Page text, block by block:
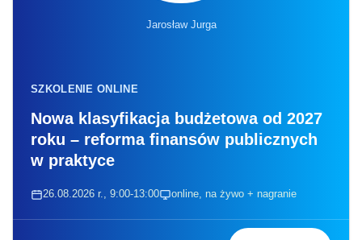
Jarosław Jurga
SZKOLENIE ONLINE
Nowa klasyfikacja budżetowa od 2027
roku – reforma finansów publicznych
w praktyce
26.08.2026 r., 9:00-13:00 online, na żywo + nagranie